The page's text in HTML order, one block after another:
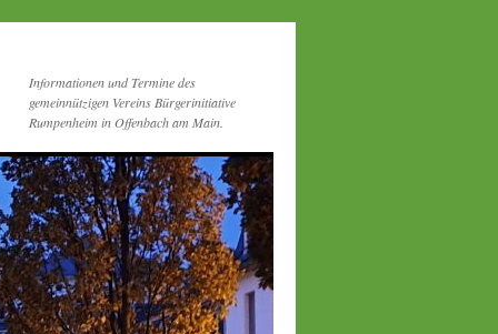
Informationen und Termine des
gemeinnützigen Vereins Bürgerinitiative
Rumpenheim in Offenbach am Main.